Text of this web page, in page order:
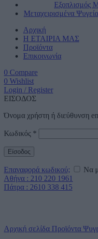
Εξοπλισμός
Μεταχειρισμένα Ψυγεία
Αρχική
Η ΕΤΑΙΡΙΑ ΜΑΣ
Προϊόντα
Επικοινωνία
0 Compare
0 Wishlist
Login / Register
ΕΙΣΟΔΟΣ
Όνομα χρήστη ή διεύθυνση
Κωδικός *
Είσοδος
Επαναφορά κωδικού;
Να
Αθήνα : 210 220 1961
Πάτρα : 2610 338 415
Αρχική σελίδα Προϊόντα